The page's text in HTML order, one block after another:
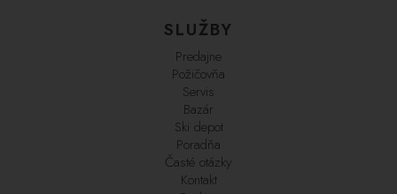
SLUŽBY
Predajne
Požičovňa
Servis
Bazár
Ski depot
Poradňa
Časté otázky
Kontakt